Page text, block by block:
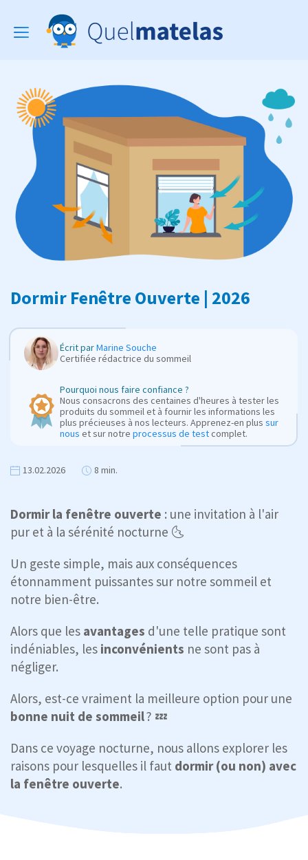
Toggle
navigation
Dormir Fenêtre Ouverte | 2026
Écrit parMarine Souche
Certifiée rédactrice du sommeil
Pourquoi nous faire confiance ?
Nous consacrons des centaines d'heures à tester les
produits du sommeil et à fournir les informations les
plus précieuses à nos lecteurs. Apprenez-en plus sur
nous et sur notre processus de testcomplet.
13.02.2026 8 min.
Dormir la fenêtre ouverte : une invitation à l'air
pur et à la sérénité nocturne 🌜
Un geste simple, mais aux conséquences
étonnamment puissantes sur notre sommeil et
notre bien-être.
Alors que les avantages d'une telle pratique sont
indéniables, les inconvénients ne sont pas à
négliger.
Alors, est-ce vraiment la meilleure option pour une
bonne nuit de sommeil? 💤
Dans ce voyage nocturne, nous allons explorer les
raisons pour lesquelles il faut dormir (ou non) avec
la fenêtre ouverte.